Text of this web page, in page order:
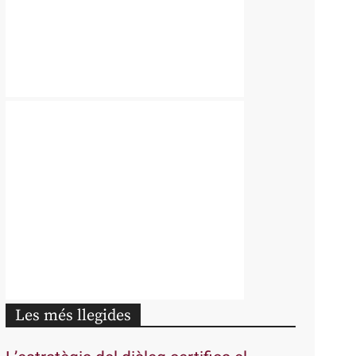
Les més llegides